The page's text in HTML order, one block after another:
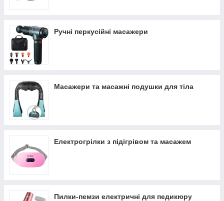
Ручні перкусійні масажери
Масажери та масажні подушки для тіла
Електрогрілки з підігрівом та масажем
Пилки-пемзи електричні для педикюру